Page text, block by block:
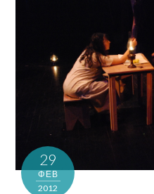
29
ΦΕΒ
2012